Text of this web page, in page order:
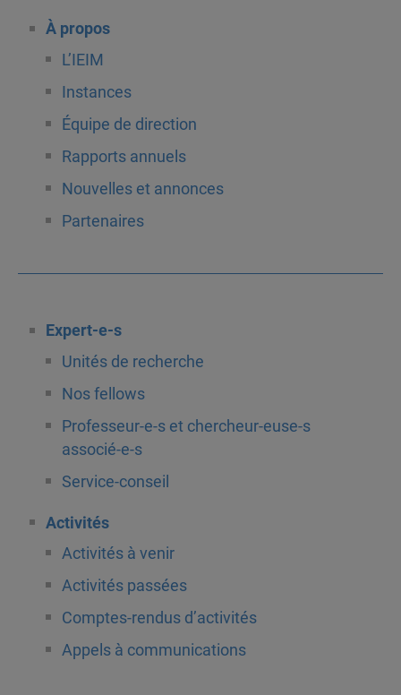
À propos
L’IEIM
Instances
Équipe de direction
Rapports annuels
Nouvelles et annonces
Partenaires
Expert-e-s
Unités de recherche
Nos fellows
Professeur-e-s et chercheur-euse-s
associé-e-s
Service-conseil
Activités
Activités à venir
Activités passées
Comptes-rendus d’activités
Appels à communications